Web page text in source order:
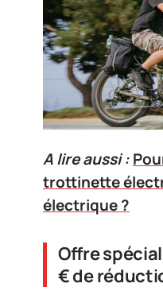
A lire aussi :
trottinette
électrique ?
Offre
€ de